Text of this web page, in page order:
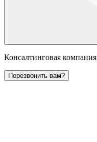
Консалтинговая компания
Перезвонить вам?